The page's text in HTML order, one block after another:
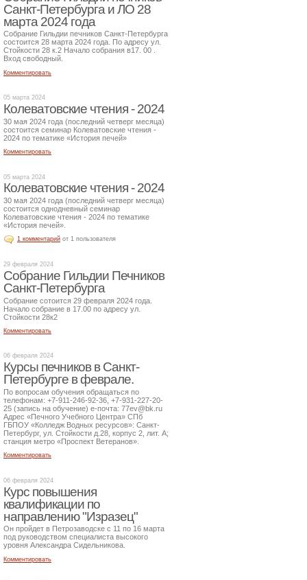
Санкт-Петербурга и ЛО 28
марта 2024 года
Собрание Гильдии печников Санкт-Петербурга
состоится 28 марта 2024 года. По адресу ул.
Стойкости 28 к.2 Начало собрания в17. 00 .
Вход свободный.
Комментировать
05 марта 2024
Колеватовские чтения - 2024
30 мая 2024 года (последний четверг месяца)
состоится семинар Колеватовские чтения -
2024 по тематике «История печей»
Комментировать
05 марта 2024
Колеватовские чтения - 2024
30 мая 2024 года (последний четверг месяца)
состоится однодневный семинар
Колеватовские чтения - 2024 по тематике
«История печей».
1 комментарий от 1 пользователя
29 февраля 2024
Собрание Гильдии Печников
Санкт-Петербурга
Собрание сотоится 29 февраля 2024 года.
Начало собрание в 17.00 по адресу ул.
Стойкости 28к2
Комментировать
06 февраля 2024
Курсы печников в Санкт-
Петербурге в феврале.
По вопросам обучения обращаться по
телефонам: +7-911-246-92-36, +7-931-227-20-
25 (запись на обучение) е-почта: 77ev@bk.ru
Адрес «Печного Учебного Центра» СПб
ГБПОУ «Колледж Водных ресурсов»: Санкт-
Петербург, ул. Стойкости д.28, корпус 2, лит. А;
станция метро «Проспект Ветеранов».
Комментировать
06 февраля 2024
Курс повышения
квалификации по
направлению "Изразец"
Он пройдет в Петрозаводске с 11 по 16 марта
под руководством специалиста высокого
уровня Александра Сидельникова.
Комментировать